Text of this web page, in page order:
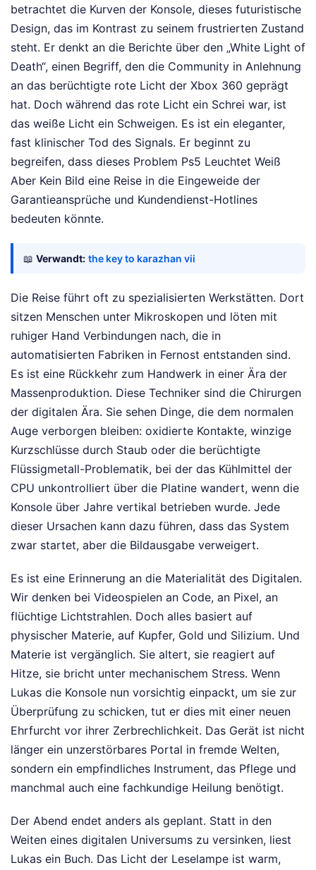
betrachtet die Kurven der Konsole, dieses futuristische
Design, das im Kontrast zu seinem frustrierten Zustand
steht. Er denkt an die Berichte über den „White Light of
Death“, einen Begriff, den die Community in Anlehnung
an das berüchtigte rote Licht der Xbox 360 geprägt
hat. Doch während das rote Licht ein Schrei war, ist
das weiße Licht ein Schweigen. Es ist ein eleganter,
fast klinischer Tod des Signals. Er beginnt zu
begreifen, dass dieses Problem Ps5 Leuchtet Weiß
Aber Kein Bild eine Reise in die Eingeweide der
Garantieansprüche und Kundendienst-Hotlines
bedeuten könnte.
📖 Verwandt: the key to karazhan vii
Die Reise führt oft zu spezialisierten Werkstätten. Dort
sitzen Menschen unter Mikroskopen und löten mit
ruhiger Hand Verbindungen nach, die in
automatisierten Fabriken in Fernost entstanden sind.
Es ist eine Rückkehr zum Handwerk in einer Ära der
Massenproduktion. Diese Techniker sind die Chirurgen
der digitalen Ära. Sie sehen Dinge, die dem normalen
Auge verborgen bleiben: oxidierte Kontakte, winzige
Kurzschlüsse durch Staub oder die berüchtigte
Flüssigmetall-Problematik, bei der das Kühlmittel der
CPU unkontrolliert über die Platine wandert, wenn die
Konsole über Jahre vertikal betrieben wurde. Jede
dieser Ursachen kann dazu führen, dass das System
zwar startet, aber die Bildausgabe verweigert.
Es ist eine Erinnerung an die Materialität des Digitalen.
Wir denken bei Videospielen an Code, an Pixel, an
flüchtige Lichtstrahlen. Doch alles basiert auf
physischer Materie, auf Kupfer, Gold und Silizium. Und
Materie ist vergänglich. Sie altert, sie reagiert auf
Hitze, sie bricht unter mechanischem Stress. Wenn
Lukas die Konsole nun vorsichtig einpackt, um sie zur
Überprüfung zu schicken, tut er dies mit einer neuen
Ehrfurcht vor ihrer Zerbrechlichkeit. Das Gerät ist nicht
länger ein unzerstörbares Portal in fremde Welten,
sondern ein empfindliches Instrument, das Pflege und
manchmal auch eine fachkundige Heilung benötigt.
Der Abend endet anders als geplant. Statt in den
Weiten eines digitalen Universums zu versinken, liest
Lukas ein Buch. Das Licht der Leselampe ist warm,